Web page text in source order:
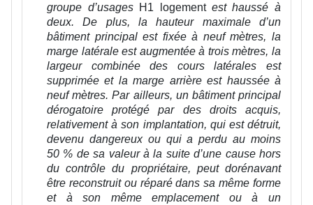
groupe d’usages H1 logement est haussé à
deux. De plus, la hauteur maximale d’un
bâtiment principalest fixée à neuf mètres, la
marge latérale est augmentée à trois mètres, la
largeur combinée des cours latérales est
supprimée et la marge arrière est haussée à
neuf mètres.Par ailleurs, un bâtiment principal
dérogatoire protégé par des droits acquis,
relativement à son implantation, qui est détruit,
devenu dangereux ou qui a perdu au moins
50 % de sa valeur à la suite d’une cause hors
du contrôle du propriétaire, peut dorénavant
être reconstruit ou réparé dans sa même forme
et à son même emplacement ou à un